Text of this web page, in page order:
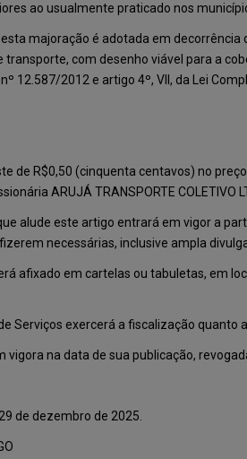
ao usualmente praticado nos
majoração é adotada em
com desenho viável para a
12.587/2012 e artigo 4º, VII, da Lei
de R$0,50 (cinquenta centavos) no
ARUJÁ TRANSPORTE COLETIVO
alude este artigo entrará em vigor a
necessárias, inclusive ampla
afixado em cartelas ou tabuletas, em
Serviços exercerá a fiscalização quanto
vigora na data de sua publicação,
de dezembro de 2025.